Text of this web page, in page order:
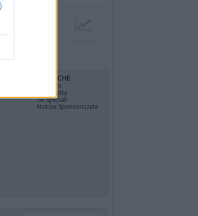
RUBRICHE
Opinioni
La vignetta
Gli Speciali
Notizie Sponsorizzate